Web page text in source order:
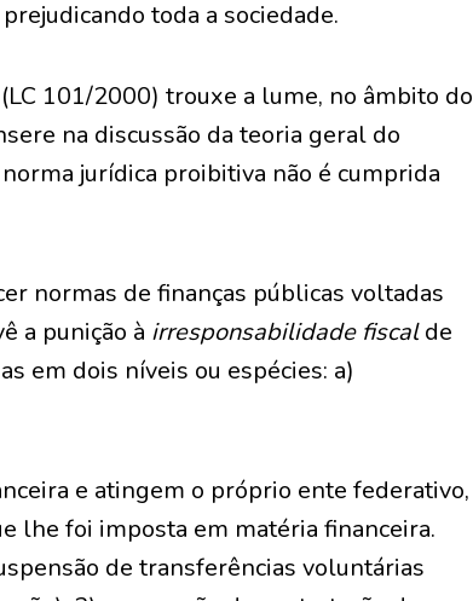
toda a sociedade.
101/2000) trouxe a lume, no âmbito do
na discussão da teoria geral do
jurídica proibitiva não é cumprida
normas de finanças públicas voltadas
a punição à irresponsabilidade fiscalde
em dois níveis ou espécies: a)
e atingem o próprio ente federativo,
lhe foi imposta em matéria financeira.
de transferências voluntárias